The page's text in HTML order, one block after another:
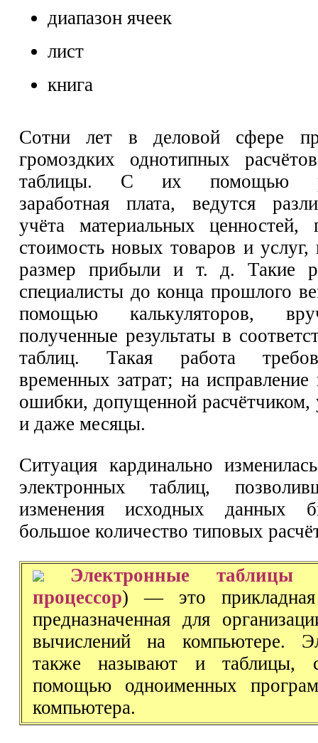
диапазон ячеек
лист
книга
Сотни лет в деловой сфере
громоздких однотипных
таблицы. С их помощью
заработная плата, ведутся
учёта материальных ценностей,
стоимость новых товаров и услуг,
размер прибыли и т. д. Такие
специалисты до конца прошлого
помощью калькуляторов,
полученные результаты в
таблиц. Такая работа
временных затрат; на исправление
ошибки, допущенной расчётчиком,
и даже месяцы.
Ситуация кардинально
электронных таблиц,
изменения исходных данных
большое количество типовых
Электронные таблицы
процессор) — это прикладная
предназначенная для
вычислений на компьютере.
также называют и таблицы,
помощью одноименных
компьютера.